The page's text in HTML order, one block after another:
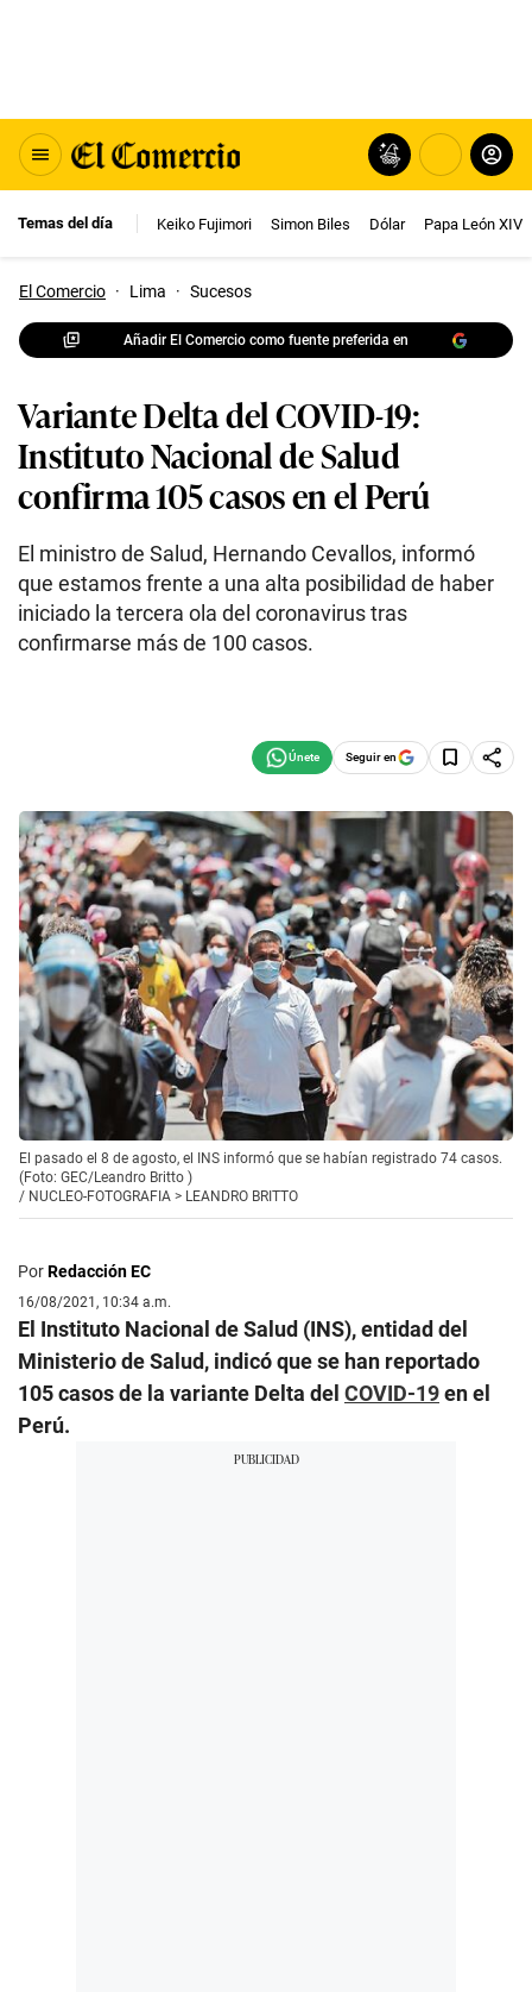
Temas del día Keiko Fujimori Simon Biles Dólar Papa León XIV
El Comercio · Lima · Sucesos
Añadir El Comercio como fuente preferida en
Variante Delta del COVID-19:
Instituto Nacional de Salud
confirma 105 casos en el Perú
El ministro de Salud, Hernando Cevallos, informó
que estamos frente a una alta posibilidad de haber
iniciado la tercera ola del coronavirus tras
confirmarse más de 100 casos.
Seguir en
El pasado el 8 de agosto, el INS informó que se habían registrado 74 casos.
(Foto: GEC/Leandro Britto )
/ NUCLEO-FOTOGRAFIA > LEANDRO BRITTO
PorRedacción EC
16/08/2021, 10:34 a.m.
El Instituto Nacional de Salud (INS), entidad del
Ministerio de Salud, indicó que se han reportado
105 casos de la variante Delta del COVID-19en el
Perú.